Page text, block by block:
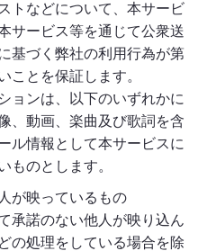
トなどについて、本サービ
サービス等を通じて公衆送
基づく弊社の利用行為が第
ことを保証します。
ョンは、以下のいずれかに
、動画、楽曲及び歌詞を含
ル情報として本サービスに
ものとします。
が映っているもの
承諾のない他人が映り込ん
の処理をしている場合を除